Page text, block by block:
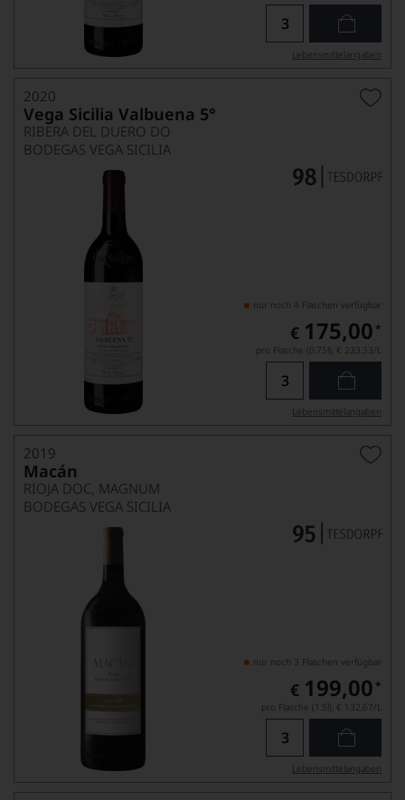
Lebensmittel­angaben
2020
Vega Sicilia Valbuena 5°
RIBERA DEL DUERO DO
BODEGAS VEGA SICILIA
nur noch 4 Flaschen verfügbar
€ 175,00 *
pro Flasche (0.75l), € 233,33/L
Lebensmittel­angaben
2019
Macán
RIOJA DOC, MAGNUM
BODEGAS VEGA SICILIA
nur noch 3 Flaschen verfügbar
€ 199,00 *
pro Flasche (1.5l), € 132,67/L
Lebensmittel­angaben